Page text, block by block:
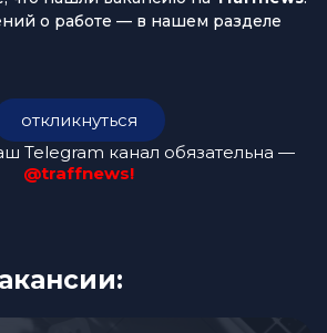
о работе — в нашем разделе
откликнуться
Telegram канал обязательна —
@traffnews!